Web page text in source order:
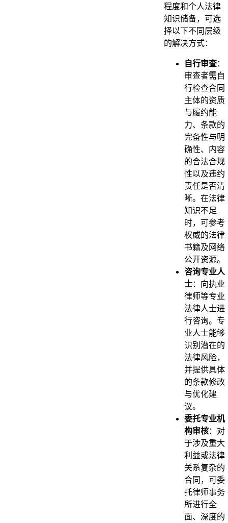
程度和个人法律
知识储备，可选
择以下不同层级
的解决方式：
自行审查：
审查者需自
行检查合同
主体的资质
与履约能
力、条款的
完备性与明
确性、内容
的合法合规
性以及违约
责任是否清
晰。在法律
知识不足
时，可参考
权威的法律
书籍及网络
公开资源。
咨询专业人
士：向执业
律师等专业
法律人士进
行咨询。专
业人士能够
识别潜在的
法律风险，
并提供具体
的条款修改
与优化建
议。
委托专业机
构审核：对
于涉及重大
利益或法律
关系复杂的
合同，可委
托律师事务
所进行全
面、深度的